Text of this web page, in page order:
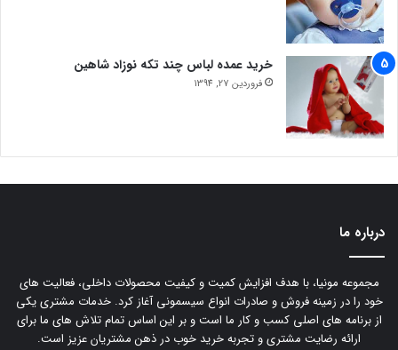
خرید عمده لباس چند تکه نوزاد شاهین
فروردین 27, 1394
درباره ما
مجموعه مونیا، با هدف افزایش کمیت و کیفیت محصولات داخلی، فعالیت های
خود را در زمینه فروش و صادرات انواع سیسمونی آغاز کرد. خدمات مشتری یکی
از برنامه های اصلی کسب و کار ما است و بر این اساس تمام تلاش های ما برای
ارائه رضایت مشتری و تجربه خرید خوب در ذهن مشتریان عزیز است.